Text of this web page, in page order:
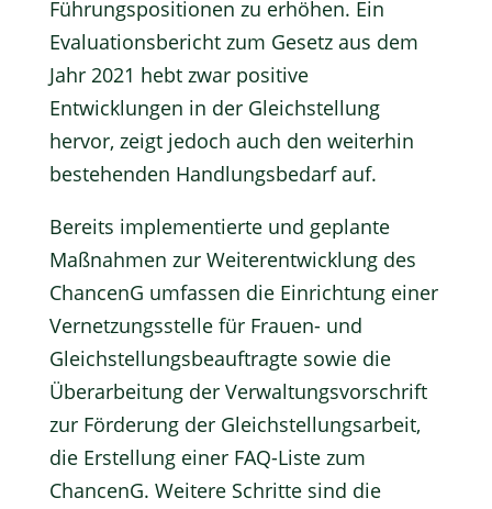
Führungspositionen zu erhöhen. Ein
Evaluationsbericht zum Gesetz aus dem
Jahr 2021 hebt zwar positive
Entwicklungen in der Gleichstellung
hervor, zeigt jedoch auch den weiterhin
bestehenden Handlungsbedarf auf.
Bereits implementierte und geplante
Maßnahmen zur Weiterentwicklung des
ChancenG umfassen die Einrichtung einer
Vernetzungsstelle für Frauen- und
Gleichstellungsbeauftragte sowie die
Überarbeitung der Verwaltungsvorschrift
zur Förderung der Gleichstellungsarbeit,
die Erstellung einer FAQ-Liste zum
ChancenG. Weitere Schritte sind die